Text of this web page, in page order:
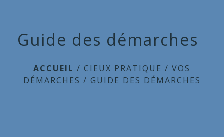
Guide des démarches
ACCUEIL / CIEUX PRATIQUE / VOS
DÉMARCHES / GUIDE DES DÉMARCHES